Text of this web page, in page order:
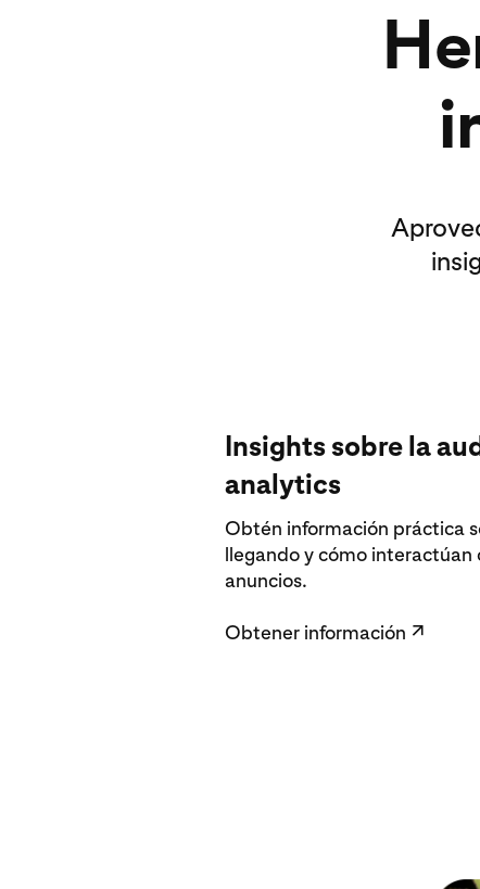
Insights sobre la
analytics
Obtén información práctica
llegando y cómo interactúan
anuncios.
Obtener información ↗